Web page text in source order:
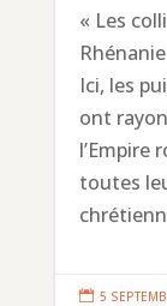
« Les
Ici, les
ont
l’Empire
toutes
 5